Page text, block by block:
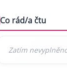
Co rád/a čtu